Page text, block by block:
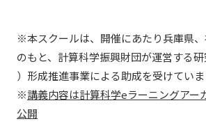
※本スクールは、開催にあたり兵庫県
のもと、計算科学振興財団が運営する研
）形成推進事業による助成を受けていま
※講義内容は計算科学eラーニングアー
公開